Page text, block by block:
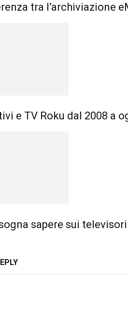
tra l’archiviazione
e TV Roku dal 2008 a
sapere sui